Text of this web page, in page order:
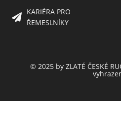
KARIÉRA PRO
ŘEMESLNÍKY
© 2025 by ZLATÉ ČESKÉ